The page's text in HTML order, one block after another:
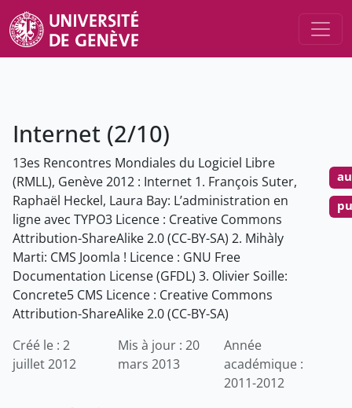
Internet (2/10)
13es Rencontres Mondiales du Logiciel Libre
(RMLL), Genève 2012 : Internet 1. François Suter,
Raphaël Heckel, Laura Bay: L’administration en
ligne avec TYPO3 Licence : Creative Commons
Attribution-ShareAlike 2.0 (CC-BY-SA) 2. Mihàly
Marti: CMS Joomla ! Licence : GNU Free
Documentation License (GFDL) 3. Olivier Soille:
Concrete5 CMS Licence : Creative Commons
Attribution-ShareAlike 2.0 (CC-BY-SA)
Créé le : 2
juillet 2012
Mis à jour : 20
mars 2013
Année
académique :
2011-2012